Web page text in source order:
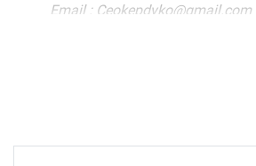
Email : Ceokepdyko@gmail.com
Shwroom :Số 12 Phố Nguyễn